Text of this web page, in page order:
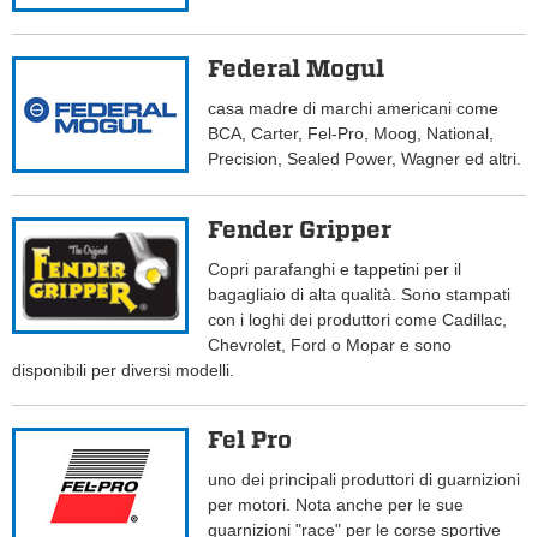
Federal Mogul
casa madre di marchi americani come
BCA, Carter, Fel-Pro, Moog, National,
Precision, Sealed Power, Wagner ed altri.
Fender Gripper
Copri parafanghi e tappetini per il
bagagliaio di alta qualità. Sono stampati
con i loghi dei produttori come Cadillac,
Chevrolet, Ford o Mopar e sono
disponibili per diversi modelli.
Fel Pro
uno dei principali produttori di guarnizioni
per motori. Nota anche per le sue
guarnizioni "race" per le corse sportive